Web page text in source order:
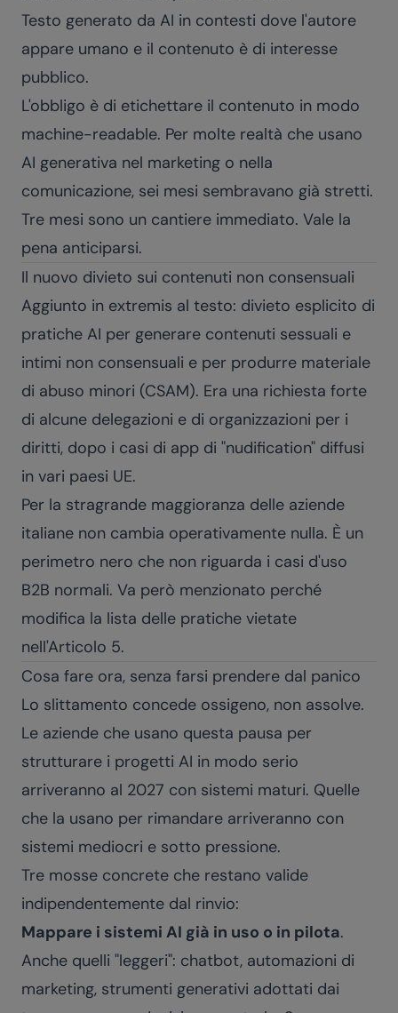
Testo generato da AI in contesti dove l'autore
appare umano e il contenuto è di interesse
pubblico.
L'obbligo è di etichettare il contenuto in modo
machine-readable. Per molte realtà che usano
AI generativa nel marketing o nella
comunicazione, sei mesi sembravano già stretti.
Tre mesi sono un cantiere immediato. Vale la
pena anticiparsi.
Il nuovo divieto sui contenuti non consensuali
Aggiunto in extremis al testo: divieto esplicito di
pratiche AI per generare contenuti sessuali e
intimi non consensuali e per produrre materiale
di abuso minori (CSAM). Era una richiesta forte
di alcune delegazioni e di organizzazioni per i
diritti, dopo i casi di app di "nudification" diffusi
in vari paesi UE.
Per la stragrande maggioranza delle aziende
italiane non cambia operativamente nulla. È un
perimetro nero che non riguarda i casi d'uso
B2B normali. Va però menzionato perché
modifica la lista delle pratiche vietate
nell'Articolo 5.
Cosa fare ora, senza farsi prendere dal panico
Lo slittamento concede ossigeno, non assolve.
Le aziende che usano questa pausa per
strutturare i progetti AI in modo serio
arriveranno al 2027 con sistemi maturi. Quelle
che la usano per rimandare arriveranno con
sistemi mediocri e sotto pressione.
Tre mosse concrete che restano valide
indipendentemente dal rinvio:
Mappare i sistemi AI già in uso o in pilota.
Anche quelli "leggeri": chatbot, automazioni di
marketing, strumenti generativi adottati dai